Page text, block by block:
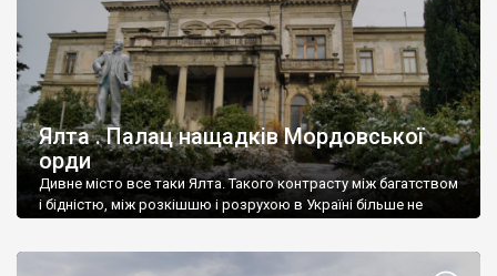
Ялта . Палац нащадків Мордовської
орди
Дивне місто все таки Ялта. Такого контрасту між багатством
і бідністю, між розкішшю і розрухою в Україні більше не